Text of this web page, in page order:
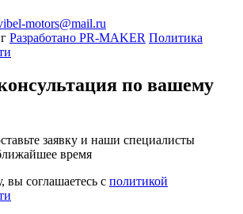
motors@mail.ru
Разработано PR-MAKER Политика
по вашему
заявку и наши специалисты
время
соглашаетесь с политикой